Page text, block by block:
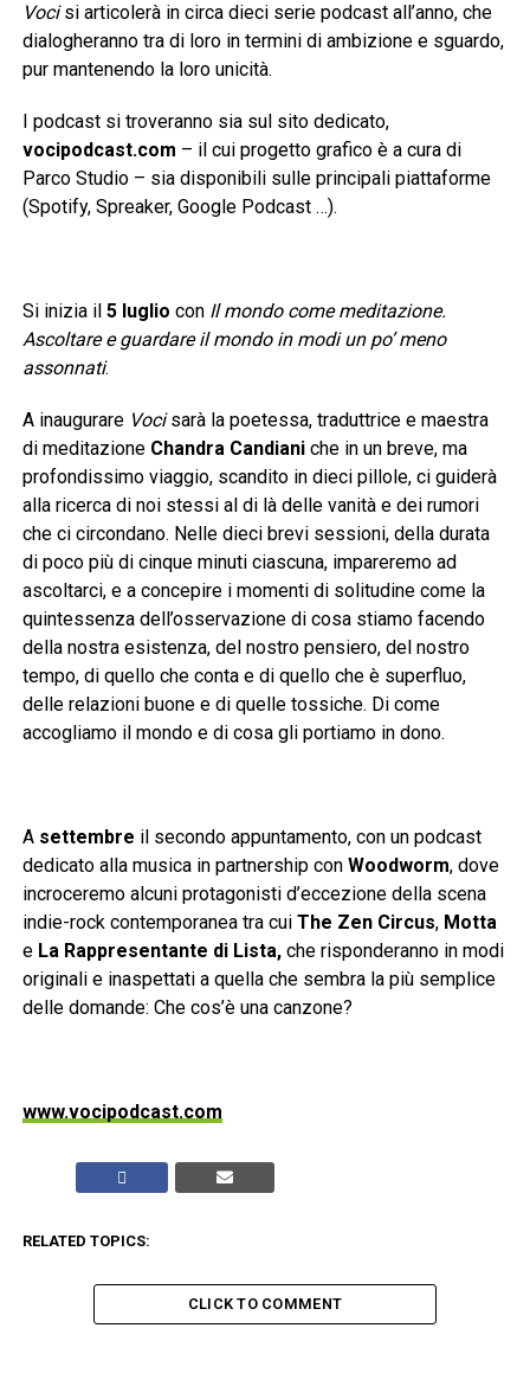
Vocisi articolerà in circa dieci serie podcast all’anno, che
dialogheranno tra di loro in termini di ambizione e sguardo,
pur mantenendo la loro unicità.
I podcast si troveranno sia sul sito dedicato,
vocipodcast.com – il cui progetto grafico è a cura di
Parco Studio – sia disponibili sulle principali piattaforme
(Spotify, Spreaker, Google Podcast …).
Si inizia il 5 luglio con Il mondo come meditazione.
Ascoltare e guardare il mondo in modi un po’ meno
assonnati.
A inaugurare Vocisarà la poetessa, traduttrice e maestra
di meditazione Chandra Candianiche in un breve, ma
profondissimo viaggio, scandito in dieci pillole, ci guiderà
alla ricerca di noi stessi al di là delle vanità e dei rumori
che ci circondano. Nelle dieci brevi sessioni, della durata
di poco più di cinque minuti ciascuna, impareremo ad
ascoltarci, e a concepire i momenti di solitudine come la
quintessenza dell’osservazione di cosa stiamo facendo
della nostra esistenza, del nostro pensiero, del nostro
tempo, di quello che conta e di quello che è superfluo,
delle relazioni buone e di quelle tossiche. Di come
accogliamo il mondo e di cosa gli portiamo in dono.
A settembre il secondo appuntamento, con un podcast
dedicato alla musica in partnership con Woodworm, dove
incroceremo alcuni protagonisti d’eccezione della scena
indie-rock contemporanea tra cui The Zen Circus, Motta
eLa Rappresentante di Lista,che risponderanno in modi
originali e inaspettati a quella che sembra la più semplice
delle domande: Che cos’è una canzone?
www.vocipodcast.com
RELATED TOPICS:
CLICK TO COMMENT